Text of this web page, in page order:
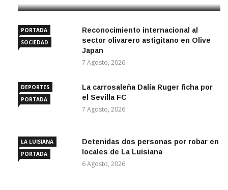
PORTADA
SOCIEDAD
Reconocimiento internacional al
sector olivarero astigitano en Olive
Japan
7 Agosto, 2026
DEPORTES
PORTADA
La carrosaleña Dalía Ruger ficha por
el Sevilla FC
7 Agosto, 2026
LA LUISIANA
PORTADA
Detenidas dos personas por robar en
locales de La Luisiana
6 Agosto, 2026